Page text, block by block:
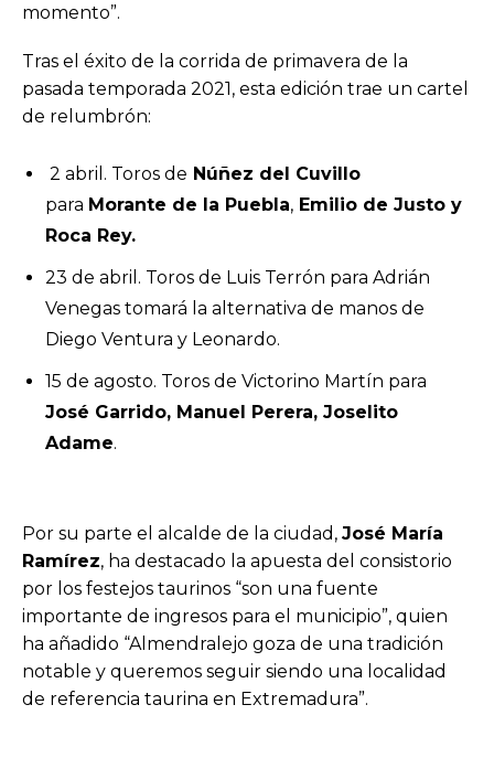
momento”.
Tras el éxito de la corrida de primavera de la
pasada temporada 2021, esta edición trae un cartel
de relumbrón:
2 abril. Toros de Núñez del Cuvillo
para Morante de la Puebla, Emilio de Justo y
Roca Rey.
23 de abril. Toros de Luis Terrón para Adrián
Venegas tomará la alternativa de manos de
Diego Ventura y Leonardo.
15 de agosto. Toros de Victorino Martín para
José Garrido, Manuel Perera, Joselito
Adame.
Por su parte el alcalde de la ciudad, José María
Ramírez, ha destacado la apuesta del consistorio
por los festejos taurinos “son una fuente
importante de ingresos para el municipio”, quien
ha añadido “Almendralejo goza de una tradición
notable y queremos seguir siendo una localidad
de referencia taurina en Extremadura”.